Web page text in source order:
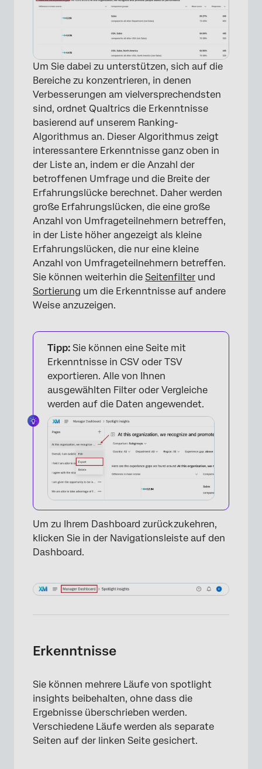
×
Um Sie dabei zu unterstützen, sich auf die
Bereiche zu konzentrieren, in denen
Verbesserungen am vielversprechendsten
sind, ordnet Qualtrics die Erkenntnisse
basierend auf unserem Ranking-
Algorithmus an. Dieser Algorithmus zeigt
interessantere Erkenntnisse ganz oben in
der Liste an, indem er die Anzahl der
betroffenen Umfrage und die Breite der
Erfahrungslücke berechnet. Daher werden
große Erfahrungslücken, die eine große
Anzahl von Umfrageteilnehmern betreffen,
in der Liste höher angezeigt als kleine
Erfahrungslücken, die nur eine kleine
Anzahl von Umfrageteilnehmern betreffen.
Sie können weiterhin die Seitenfilter und
Sortierung um die Erkenntnisse auf andere
Weise anzuzeigen.
Tipp: Sie können eine Seite mit
Erkenntnisse in CSV oder TSV
exportieren. Alle von Ihnen
ausgewählten Filter oder Vergleiche
werden auf die Daten angewendet.
Um zu Ihrem Dashboard zurückzukehren,
klicken Sie in der Navigationsleiste auf den
Dashboard.
Erkenntnisse
Sie können mehrere Läufe von spotlight
insights beibehalten, ohne dass die
Ergebnisse überschrieben werden.
Verschiedene Läufe werden als separate
Seiten auf der linken Seite gesichert.